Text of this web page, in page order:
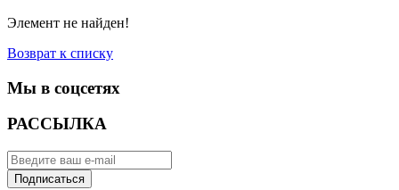
Элемент не найден!
Возврат к списку
Мы в соцсетях
РАССЫЛКА
Подписаться